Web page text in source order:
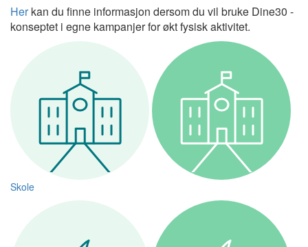
Herkan du finne informasjon dersom du vil bruke Dine30 -
konseptet i egne kampanjer for økt fysisk aktivitet.
Skole